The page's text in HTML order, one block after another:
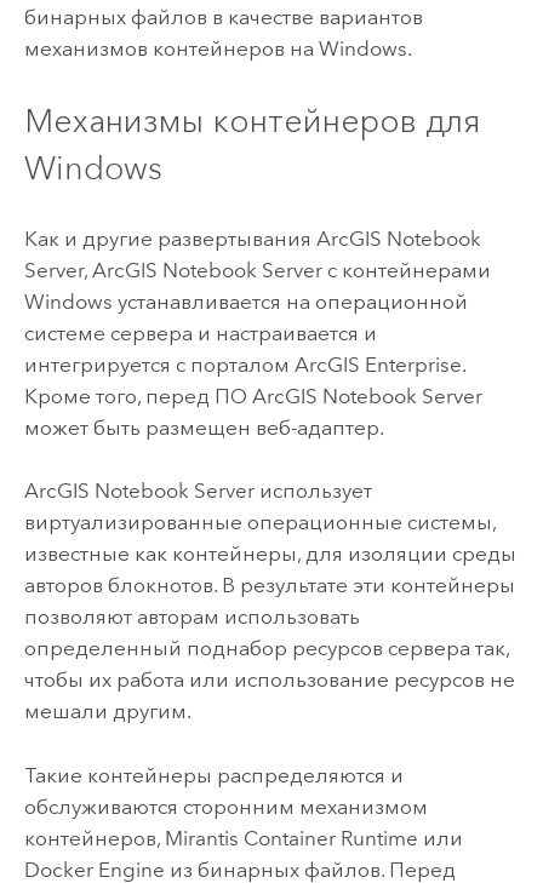
бинарных файлов в качестве вариантов
механизмов контейнеров на Windows.
Механизмы контейнеров для
Windows
Как и другие развертывания ArcGIS Notebook
Server, ArcGIS Notebook Serverс контейнерами
Windows устанавливается на операционной
системе сервера и настраивается и
интегрируется с порталом ArcGIS Enterprise.
Кроме того, перед ПО ArcGIS Notebook Server
может быть размещен веб-адаптер.
ArcGIS Notebook Serverиспользует
виртуализированные операционные системы,
известные как контейнеры, для изоляции среды
авторов блокнотов. В результате эти контейнеры
позволяют авторам использовать
определенный поднабор ресурсов сервера так,
чтобы их работа или использование ресурсов не
мешали другим.
Такие контейнеры распределяются и
обслуживаются сторонним механизмом
контейнеров, Mirantis Container Runtime или
Docker Engine из бинарных файлов. Перед